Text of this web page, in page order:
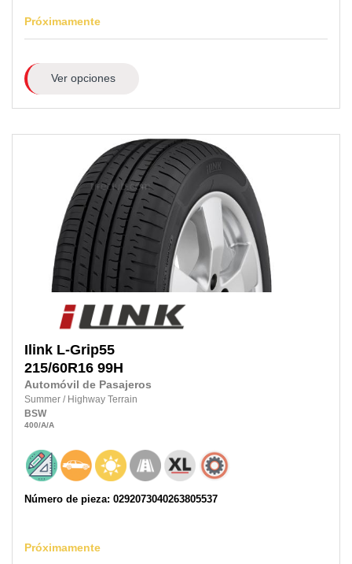
Próximamente
Ver opciones
Ilink L-Grip55
215/60R16 99H
Automóvil de Pasajeros
Summer / Highway Terrain
BSW
400/A/A
Número de pieza: 0292073040263805537
Próximamente